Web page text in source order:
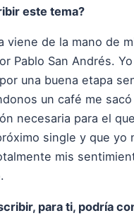
este tema?
viene de la mano de
Pablo San Andrés.
una buena etapa
un café me
necesaria para el
single y que yo
mis
para ti, podría